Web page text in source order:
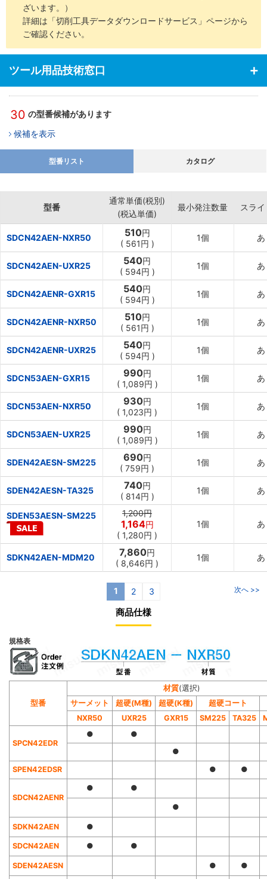
ざいます。）
詳細は「切削工具データダウンロードサービス」ページから
ご確認ください。
ツール用品技術窓口
30 の型番候補があります
候補を表示
型番リスト カタログ
型番
通常単価(税別)
(税込単価)
最小発注数量 スラ
SDCN42AEN-NXR50 510円
( 561円 )
1個
SDCN42AEN-UXR25 540円
( 594円 )
1個
SDCN42AENR-GXR15 540円
( 594円 )
1個
SDCN42AENR-NXR50 510円
( 561円 )
1個
SDCN42AENR-UXR25 540円
( 594円 )
1個
SDCN53AEN-GXR15 990円
( 1,089円 )
1個
SDCN53AEN-NXR50 930円
( 1,023円 )
1個
SDCN53AEN-UXR25 990円
( 1,089円 )
1個
SDEN42AESN-SM225 690円
( 759円 )
1個
SDEN42AESN-TA325 740円
( 814円 )
1個
SDEN53AESN-SM225 1,200円
1,164円
( 1,280円 )
1個
SDKN42AEN-MDM20 7,860円
( 8,646円 )
1個
1 2 3 次へ >>
商品仕様
規格表
型番
材質(選択)
サーメット
超硬(M種) 超硬(K種) 超硬コート
NXR50
UXR25 GXR15 SM225 TA325
SPCN42EDR
●
●
●
SPEN42EDSR
● ●
SDCN42AENR
● ●
●
SDKN42AEN ●
SDCN42AEN ● ●
SDEN42AESN ● ●